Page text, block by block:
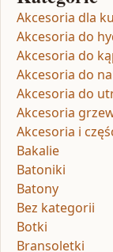
Akcesoria dla
Akcesoria do
Akcesoria do
Akcesoria do
Akcesoria do
Akcesoria
Akcesoria i
Bakalie
Batoniki
Batony
Bez kategorii
Botki
Bransoletki